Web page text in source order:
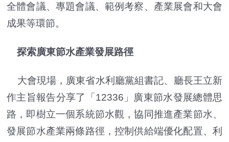
全體會議、專題會議、範例考察、產業展會和大會
成果等環節。
探索廣東節水產業發展路徑
大會現場，廣東省水利廳黨組書記、廳長王立新
作主旨報告分享了「12336」廣東節水發展總體思
路，即樹立一個系統節水觀，協同推進產業節水、
發展節水產業兩條路徑，控制供給端優化配置、利